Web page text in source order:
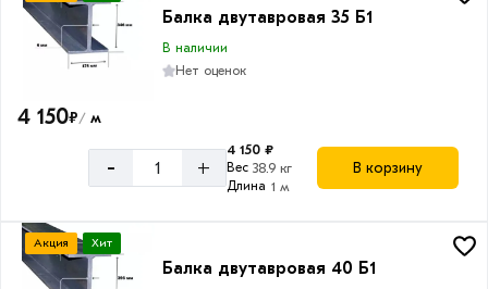
Балка двутавровая 35 Б1
В наличии
Нет оценок
4 150₽/ м
- +
4 150 ₽
Вес 38.9 кг
Длина 1 м
В корзину
Акция Хит
Балка двутавровая 40 Б1